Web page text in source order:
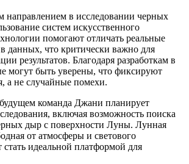
в исследовании черных
систем искусственного
помогают отличать реальные
данных, что критически важно для
результатов. Благодаря разработкам в
могут быть уверены, что фиксируют
а не случайные помехи.
команда Джани планирует
включая возможность поиска
дыр с поверхности Луны. Лунная
от атмосферы и светового
стать идеальной платформой для